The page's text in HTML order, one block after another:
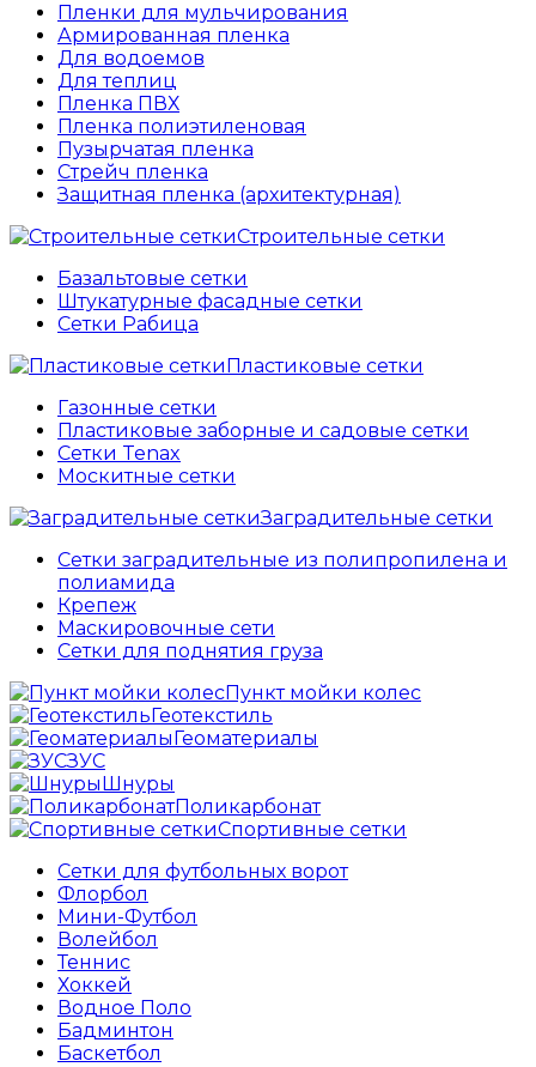
Пленки для мульчирования
Армированная пленка
Для водоемов
Для теплиц
Пленка ПВХ
Пленка полиэтиленовая
Пузырчатая пленка
Cтрейч пленка
Защитная пленка (архитектурная)
Строительные сетки
Базальтовые сетки
Штукатурные фасадные сетки
Сетки Рабица
Пластиковые сетки
Газонные сетки
Пластиковые заборные и садовые сетки
Сетки Tenax
Москитные сетки
Заградительные сетки
Сетки заградительные из полипропилена и
полиамида
Крепеж
Маскировочные сети
Сетки для поднятия груза
Пункт мойки колес
Геотекстиль
Геоматериалы
ЗУС
Шнуры
Поликарбонат
Спортивные сетки
Сетки для футбольных ворот
Флорбол
Мини-Футбол
Волейбол
Теннис
Хоккей
Водное Поло
Бадминтон
Баскетбол